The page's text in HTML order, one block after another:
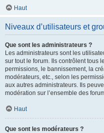
Haut
Niveaux d’utilisateurs et
Que sont les administrateurs ?
Les administrateurs sont les
sur tout le forum. Ils contrôlent tous
permissions, le bannissement, la
modérateurs, etc., selon les
aux autres administrateurs. Ils
modération sur l’ensemble des
Haut
Que sont les modérateurs ?